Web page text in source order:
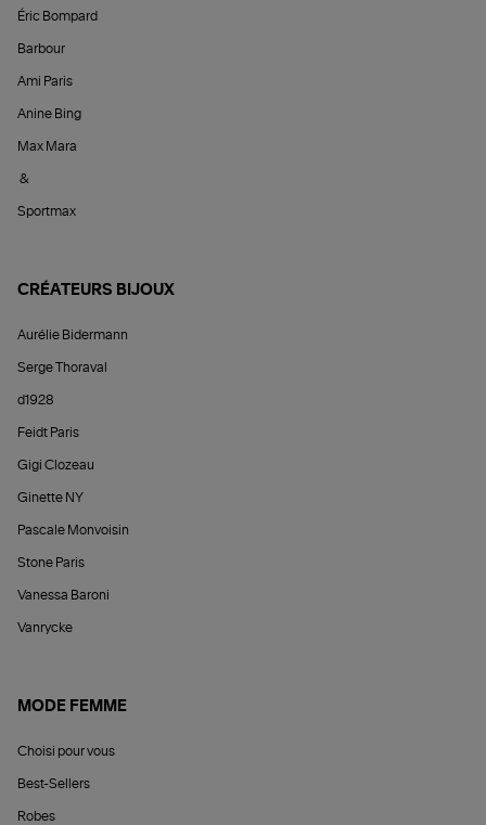
Éric Bompard
Barbour
Ami Paris
Anine Bing
Max Mara
&
Sportmax
CRÉATEURS BIJOUX
Aurélie Bidermann
Serge Thoraval
d1928
Feidt Paris
Gigi Clozeau
Ginette NY
Pascale Monvoisin
Stone Paris
Vanessa Baroni
Vanrycke
MODE FEMME
Choisi pour vous
Best-Sellers
Robes